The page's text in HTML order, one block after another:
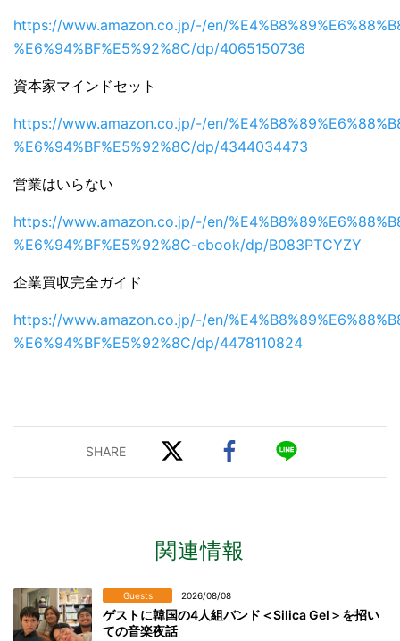
https://www.amazon.co.jp/-/en/
%E6%94%BF%E5%92%8C/dp/4065150736
資本家マインドセット
https://www.amazon.co.jp/-/en/
%E6%94%BF%E5%92%8C/dp/4344034473
営業はいらない
https://www.amazon.co.jp/-/en/
%E6%94%BF%E5%92%8C-ebook/dp/B083PTCYZY
企業買収完全ガイド
https://www.amazon.co.jp/-/en/
%E6%94%BF%E5%92%8C/dp/4478110824
関連情報
Guests 2026/08/08
ゲストに韓国の4人組バンド＜Silica Gel＞を招い
ての音楽夜話